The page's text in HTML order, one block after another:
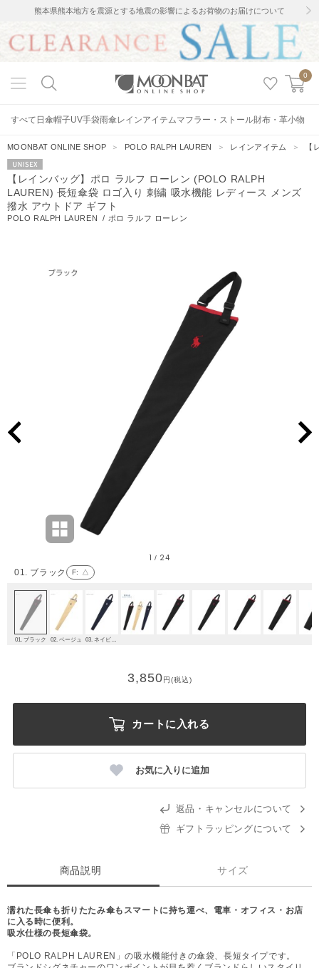
熊本県熊本地方を震源とする地震の影響によるお荷物のお届けについて
0
すべて 日傘帽子UV手袋雨傘レインアイテムマフラー・ストール財布・革小物
MOONBAT ONLINE SHOP ＞ POLO RALPH LAUREN ＞ レインアイテム ＞ 【
UNISEX
【レインバッグ】ポロ ラルフ ローレン (POLO RALPH
LAUREN) 長短傘袋 ロゴ入り 刺繍 吸水機能 レディース メンズ
撥水 アウトドア ギフト
POLO RALPH LAUREN / ポロ ラルフ ローレン
01. ブラック F: △
1 / 24
01. ブラック 02. ベージュ
3,850円(税込)
カートに入れる
お気に入りに追加
返品・キャンセルについて
ギフトラッピングについて
商品説明 サイズ
濡れた長傘も折りたたみ傘もスマートに持ち運べ、電車・オフィス・お店
に入る時に便利。
吸水仕様の長短傘袋。
「POLO RALPH LAUREN」の吸水機能付きの傘袋、長短タイプです。